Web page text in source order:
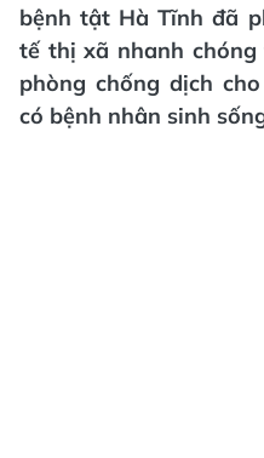
bệnh tật Hà Tĩnh đã
tế thị xã nhanh
phòng chống dịch
có bệnh nhân sinh